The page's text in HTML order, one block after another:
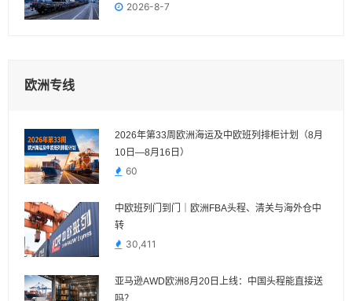
2026-8-7
欧洲专线
2026年第33周欧洲海运及中欧班列排柜计划（8月
10日—8月16日）
60
中欧班列门到门｜欧洲FBA头程、清关与海外仓中
转
30,411
亚马逊AWD欧洲8月20日上线：中国头程能直接送
吗？